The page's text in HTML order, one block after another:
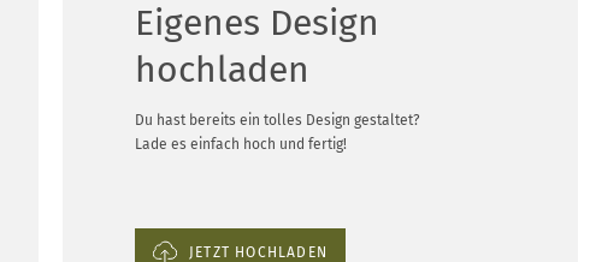
Eigenes Design
hochladen
Du hast bereits ein tolles Design gestaltet?
Lade es einfach hoch und fertig!
JETZT HOCHLADEN